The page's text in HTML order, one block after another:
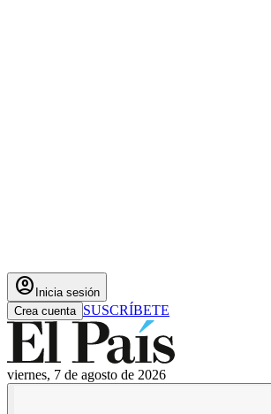
account_circle Inicia sesión
Crea cuenta SUSCRÍBETE
viernes, 7 de agosto de 2026